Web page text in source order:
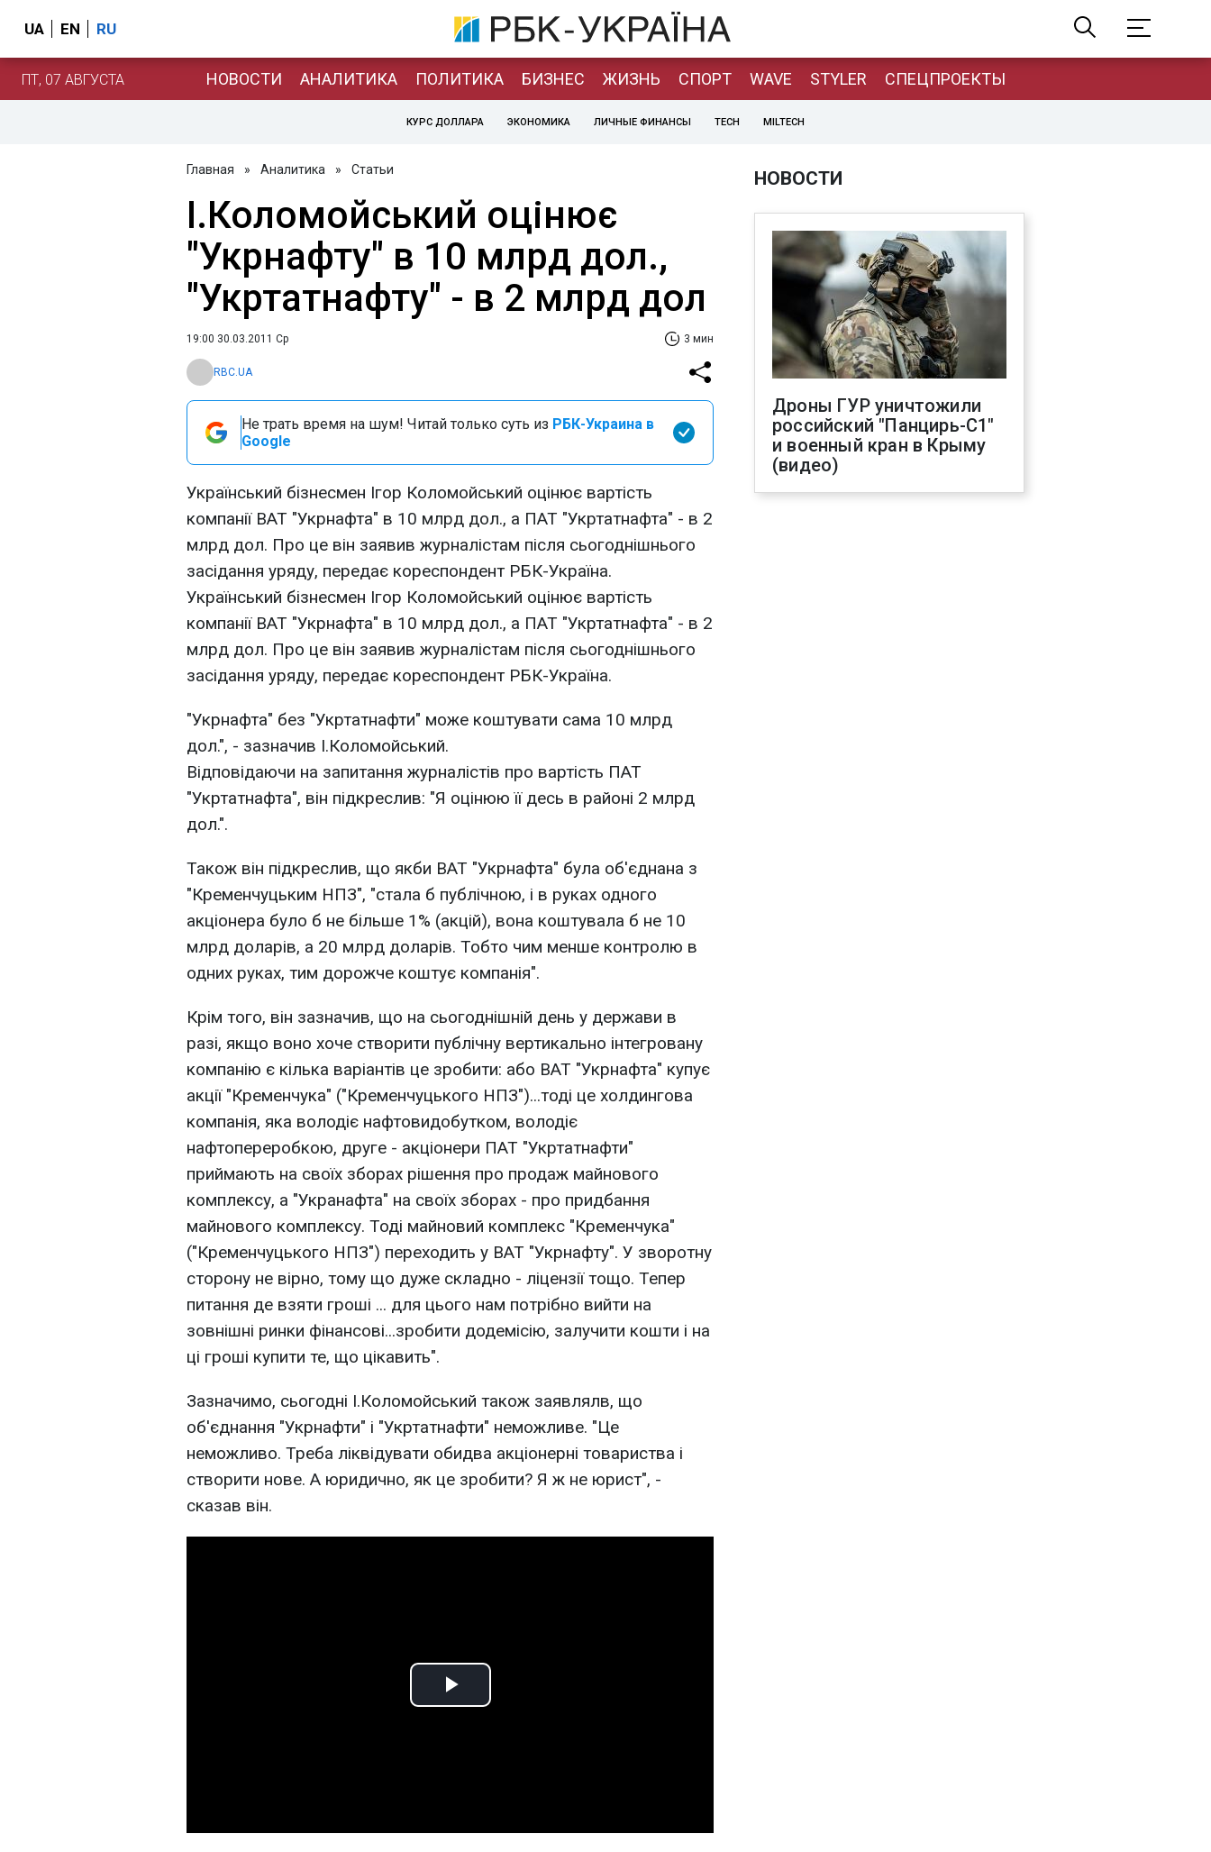
UA EN RU
ПТ, 07 АВГУСТА НОВОСТИ АНАЛИТИКА ПОЛИТИКА БИЗНЕС ЖИЗНЬ СПОРТ WAVE STYLER СПЕЦПРОЕКТЫ
КУРС ДОЛЛАРА ЭКОНОМИКА ЛИЧНЫЕ ФИНАНСЫ TECH MILTECH
Главная » Аналитика » Статьи
І.Коломойський оцінює
"Укрнафту" в 10 млрд дол.,
"Укртатнафту" - в 2 млрд дол
19:00 30.03.2011 Ср 3 мин
RBC.UA
Не трать время на шум! Читай только суть из РБК-Украина в
Google
Український бізнесмен Ігор Коломойський оцінює вартість
компанії ВАТ "Укрнафта" в 10 млрд дол., а ПАТ "Укртатнафта" - в 2
млрд дол. Про це він заявив журналістам після сьогоднішнього
засідання уряду, передає кореспондент РБК-Україна.
Український бізнесмен Ігор Коломойський оцінює вартість
компанії ВАТ "Укрнафта" в 10 млрд дол., а ПАТ "Укртатнафта" - в 2
млрд дол. Про це він заявив журналістам після сьогоднішнього
засідання уряду, передає кореспондент РБК-Україна.
"Укрнафта" без "Укртатнафти" може коштувати сама 10 млрд
дол.", - зазначив І.Коломойський.
Відповідаючи на запитання журналістів про вартість ПАТ
"Укртатнафта", він підкреслив: "Я оцінюю її десь в районі 2 млрд
дол.".
Також він підкреслив, що якби ВАТ "Укрнафта" була об'єднана з
"Кременчуцьким НПЗ", "стала б публічною, і в руках одного
акціонера було б не більше 1% (акцій), вона коштувала б не 10
млрд доларів, а 20 млрд доларів. Тобто чим менше контролю в
одних руках, тим дорожче коштує компанія".
Крім того, він зазначив, що на сьогоднішній день у держави в
разі, якщо воно хоче створити публічну вертикально інтегровану
компанію є кілька варіантів це зробити: або ВАТ "Укрнафта" купує
акції "Кременчука" ("Кременчуцького НПЗ")...тоді це холдингова
компанія, яка володіє нафтовидобутком, володіє
нафтопереробкою, друге - акціонери ПАТ "Укртатнафти"
приймають на своїх зборах рішення про продаж майнового
комплексу, а "Укранафта" на своїх зборах - про придбання
майнового комплексу. Тоді майновий комплекс "Кременчука"
("Кременчуцького НПЗ") переходить у ВАТ "Укрнафту". У зворотну
сторону не вірно, тому що дуже складно - ліцензії тощо. Тепер
питання де взяти гроші ... для цього нам потрібно вийти на
зовнішні ринки фінансові...зробити додемісію, залучити кошти і на
ці гроші купити те, що цікавить".
Зазначимо, сьогодні І.Коломойський також заявлялв, що
об'єднання "Укрнафти" і "Укртатнафти" неможливе. "Це
неможливо. Треба ліквідувати обидва акціонерні товариства і
створити нове. А юридично, як це зробити? Я ж не юрист", -
сказав він.
Play
НОВОСТИ
Дроны ГУР уничтожили
российский "Панцирь-С1"
и военный кран в Крыму
(видео)